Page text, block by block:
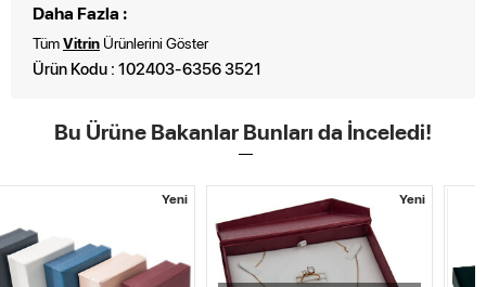
Daha Fazla :
TümVitrin Ürünlerini Göster
Ürün Kodu : 102403-6356 3521
Bu Ürüne Bakanlar Bunları da İnceledi!